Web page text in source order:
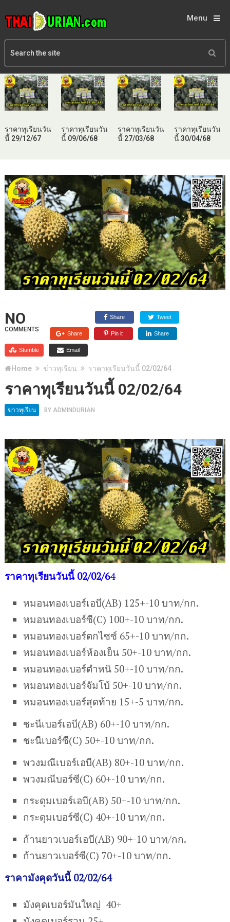
Menu
ราคาทุเรียนวัน
นี้ 29/12/67
ราคาทุเรียนวัน
นี้ 09/06/68
ราคาทุเรียนวัน
นี้ 27/03/68
ราคาทุเรียนวัน
นี้ 30/04/68
NO
COMMENTS
Share Tweet
Share Pin it Share
Stumble Email
Home ข่าวทุเรียน ราคาทุเรียนวันนี้ 02/02/64
ราคาทุเรียนวันนี้ 02/02/64
ข่าวทุเรียน BY ADMINDURIAN
ราคาทุเรียนวันนี้ 02/02/64
หมอนทองเบอร์เอบี(AB) 125+-10 บาท/กก.
หมอนทองเบอร์ซี(C) 100+-10 บาท/กก.
หมอนทองเบอร์ตกไซซ์ 65+-10 บาท/กก.
หมอนทองเบอร์ห้องเย็น 50+-10 บาท/กก.
หมอนทองเบอร์ตำหนิ 50+-10 บาท/กก.
หมอนทองเบอร์จัมโบ้ 50+-10 บาท/กก.
หมอนทองเบอร์สุดท้าย 15+-5 บาท/กก.
ชะนีเบอร์เอบี(AB) 60+-10 บาท/กก.
ชะนีเบอร์ซี(C) 50+-10 บาท/กก.
พวงมณีเบอร์เอบี(AB) 80+-10 บาท/กก.
พวงมณีบอร์ซี(C) 60+-10 บาท/กก.
กระดุมเบอร์เอบี(AB) 50+-10 บาท/กก.
กระดุมเบอร์ซี(C) 40+-10 บาท/กก.
ก้านยาวเบอร์เอบี(AB) 90+-10 บาท/กก.
ก้านยาวเบอร์ซี(C) 70+-10 บาท/กก.
ราคามังคุดวันนี้ 02/02/64
มังคุดเบอร์มันใหญ่ 40+